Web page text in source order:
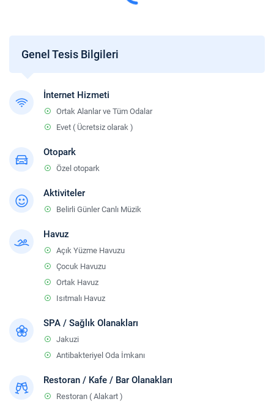
Genel Tesis Bilgileri
İnternet Hizmeti
Ortak Alanlar ve Tüm Odalar
Evet ( Ücretsiz olarak )
Otopark
Özel otopark
Aktiviteler
Belirli Günler Canlı Müzik
Havuz
Açık Yüzme Havuzu
Çocuk Havuzu
Ortak Havuz
Isıtmalı Havuz
SPA / Sağlık Olanakları
Jakuzi
Antibakteriyel Oda İmkanı
Restoran / Kafe / Bar Olanakları
Restoran ( Alakart )